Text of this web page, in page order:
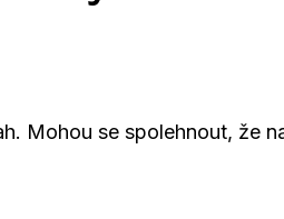
Mohou se spolehnout, že